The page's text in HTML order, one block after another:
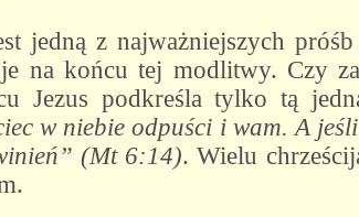
jedną z najważniejszych
na końcu tej modlitwy. Czy
Jezus podkreśla tylko tą
w niebie odpuści i wam. A
(Mt 6:14). Wielu